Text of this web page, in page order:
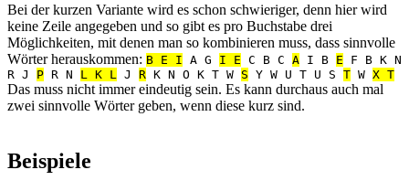
Bei der kurzen Variante wird es schon schwieriger, denn hier wird
keine Zeile angegeben und so gibt es pro Buchstabe drei
Möglichkeiten, mit denen man so kombinieren muss, dass sinnvolle
Wörter herauskommen: B E I A G I E C B C A I B E F B K N
R J P R N L K L J R K N O K T W S Y W U T U S T W X T
Das muss nicht immer eindeutig sein. Es kann durchaus auch mal
zwei sinnvolle Wörter geben, wenn diese kurz sind.
Beispiele